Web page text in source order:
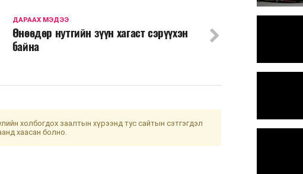
ДАРААХ МЭДЭЭ
Өнөөдөр нутгийн зүүн хагаст сэрүүхэн
байна
холбогдох заалтын хүрээнд тус сайтын сэтгэгдэл
хаасан болно.